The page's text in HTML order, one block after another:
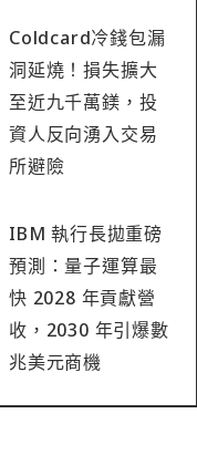
Coldcard冷錢包漏
洞延燒！損失擴大
至近九千萬鎂，投
資人反向湧入交易
所避險
IBM 執行長拋重磅
預測：量子運算最
快 2028 年貢獻營
收，2030 年引爆數
兆美元商機